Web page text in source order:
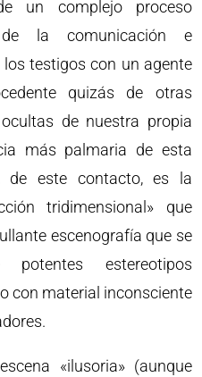
un complejo proceso
de la comunicación e
testigos con un agente
quizás de otras
de nuestra propia
más palmaria de esta
de este contacto, es la
tridimensional» que
escenografía que se
estereotipos
con material inconsciente
«ilusoria» (aunque